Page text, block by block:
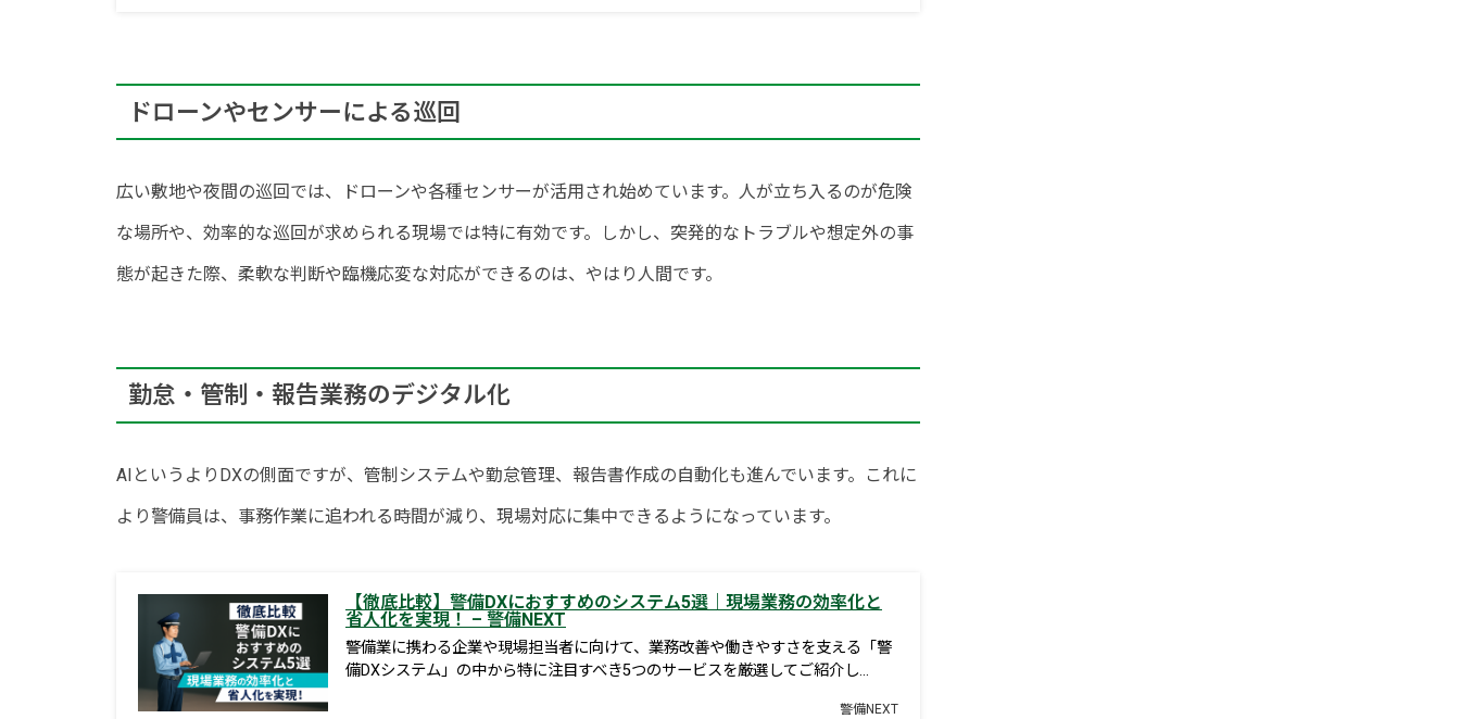
ドローンやセンサーによる巡回
広い敷地や夜間の巡回では、ドローンや各種センサーが活用され始めています。人が立ち入るのが危険
な場所や、効率的な巡回が求められる現場では特に有効です。しかし、突発的なトラブルや想定外の事
態が起きた際、柔軟な判断や臨機応変な対応ができるのは、やはり人間です。
勤怠・管制・報告業務のデジタル化
AIというよりDXの側面ですが、管制システムや勤怠管理、報告書作成の自動化も進んでいます。これに
より警備員は、事務作業に追われる時間が減り、現場対応に集中できるようになっています。
【徹底比較】警備DXにおすすめのシステム5選｜現場業務の効率化と
省人化を実現！ – 警備NEXT
警備業に携わる企業や現場担当者に向けて、業務改善や働きやすさを支える「警
備DXシステム」の中から特に注目すべき5つのサービスを厳選してご紹介し…
警備NEXT